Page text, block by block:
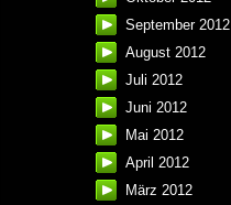
September 2012
August 2012
Juli 2012
Juni 2012
Mai 2012
April 2012
März 2012